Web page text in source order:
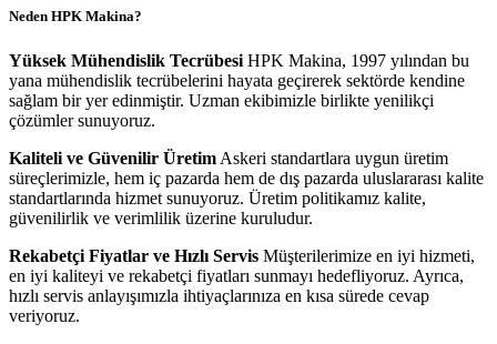
Neden HPK Makina?
Yüksek Mühendislik Tecrübesi HPK Makina, 1997 yılından bu
yana mühendislik tecrübelerini hayata geçirerek sektörde kendine
sağlam bir yer edinmiştir. Uzman ekibimizle birlikte yenilikçi
çözümler sunuyoruz.
Kaliteli ve Güvenilir Üretim Askeri standartlara uygun üretim
süreçlerimizle, hem iç pazarda hem de dış pazarda uluslararası kalite
standartlarında hizmet sunuyoruz. Üretim politikamız kalite,
güvenilirlik ve verimlilik üzerine kuruludur.
Rekabetçi Fiyatlar ve Hızlı Servis Müşterilerimize en iyi hizmeti,
en iyi kaliteyi ve rekabetçi fiyatları sunmayı hedefliyoruz. Ayrıca,
hızlı servis anlayışımızla ihtiyaçlarınıza en kısa sürede cevap
veriyoruz.